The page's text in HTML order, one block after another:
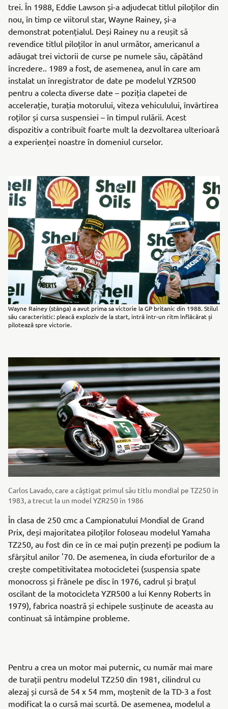
trei. În 1988, Eddie Lawson și-a adjudecat titlul piloților din
nou, în timp ce viitorul star, Wayne Rainey, și-a
demonstrat potențialul. Deși Rainey nu a reușit să
revendice titlul piloților în anul următor, americanul a
adăugat trei victorii de curse pe numele său, căpătând
încredere.. 1989 a fost, de asemenea, anul în care am
instalat un înregistrator de date pe modelul YZR500
pentru a colecta diverse date – poziția clapetei de
accelerație, turația motorului, viteza vehiculului, învârtirea
roților și cursa suspensiei – în timpul rulării. Acest
dispozitiv a contribuit foarte mult la dezvoltarea ulterioară
a experienței noastre în domeniul curselor.
Wayne Rainey (stânga) a avut prima sa victorie la GP britanic din 1988. Stilul
său caracteristic: pleacă exploziv de la start, intră într-un ritm înflăcărat și
pilotează spre victorie.
Carlos Lavado, care a câștigat primul său titlu mondial pe TZ250 în
1983, a trecut la un model YZR250 în 1986
În clasa de 250 cmc a Campionatului Mondial de Grand
Prix, deși majoritatea piloților foloseau modelul Yamaha
TZ250, au fost din ce în ce mai puțin prezenți pe podium la
sfârșitul anilor '70. De asemenea, în ciuda eforturilor de a
crește competitivitatea motocicletei (suspensia spate
monocross și frânele pe disc în 1976, cadrul și brațul
oscilant de la motocicleta YZR500 a lui Kenny Roberts în
1979), fabrica noastră și echipele susținute de aceasta au
continuat să întâmpine probleme.
Pentru a crea un motor mai puternic, cu număr mai mare
de turații pentru modelul TZ250 din 1981, cilindrul cu
alezaj și cursă de 54 x 54 mm, moștenit de la TD-3 a fost
modificat la o cursă mai scurtă. De asemenea, modelul a